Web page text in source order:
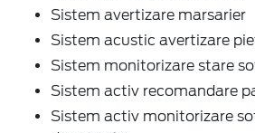
Sistem avertizare marsarier
Sistem acustic avertizare
Sistem monitorizare stare
Sistem activ recomandare
Sistem activ monitorizare